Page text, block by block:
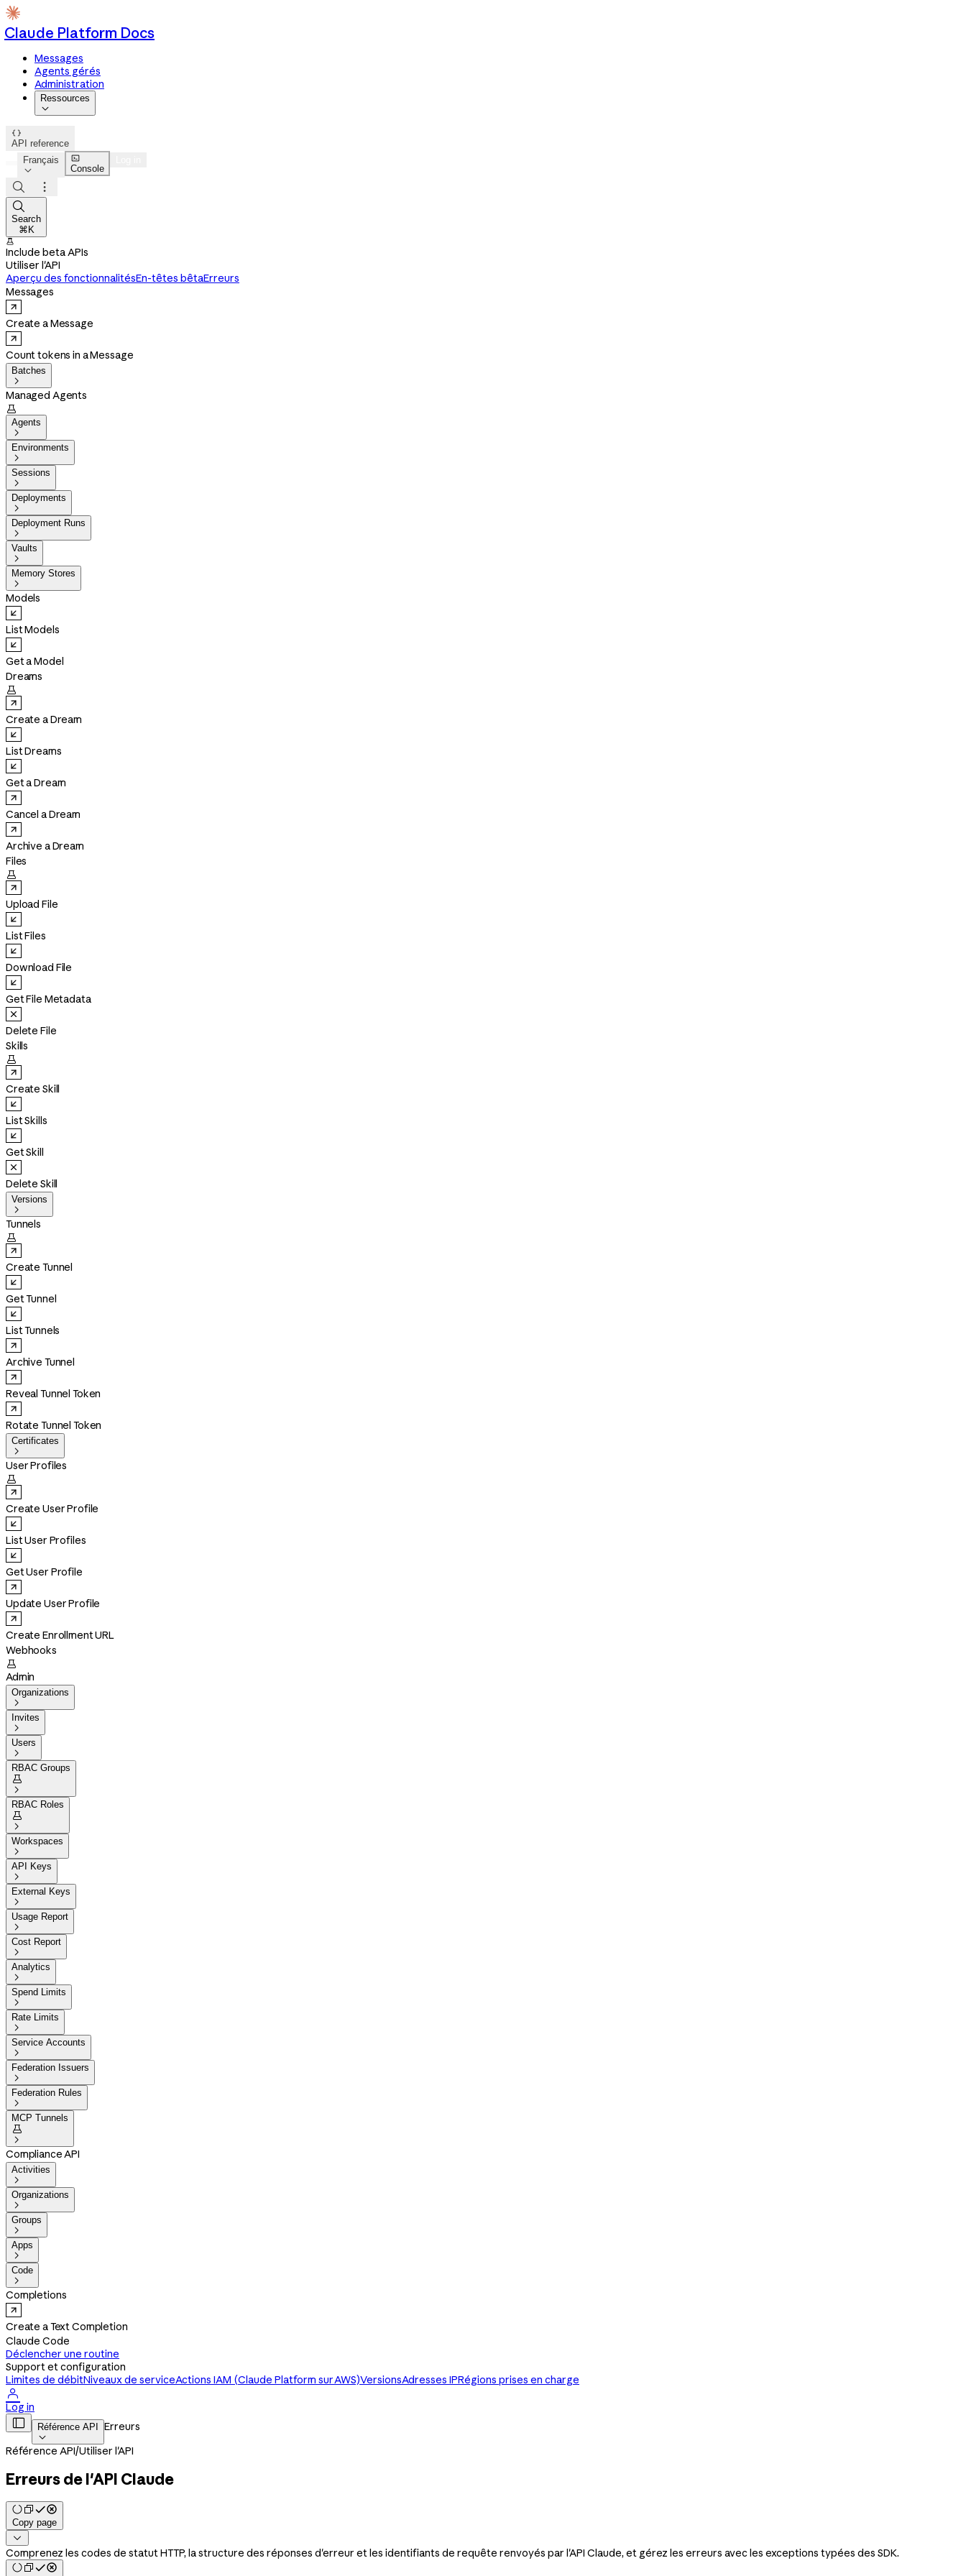
Claude Platform Docs
Messages
Agents gérés
Administration
Ressources


API reference
Français


Console



Search
⌘K

Include beta APIs
Utiliser l'API
Aperçu des fonctionnalitésEn-têtes bêtaErreurs
Messages
Create a Message
Count tokens in a Message
Batches

Managed Agents

Agents

Environments

Sessions

Deployments

Deployment Runs

Vaults

Memory Stores

Models
List Models
Get a Model
Dreams

Create a Dream
List Dreams
Get a Dream
Cancel a Dream
Archive a Dream
Files

Upload File
List Files
Download File
Get File Metadata
Delete File
Skills

Create Skill
List Skills
Get Skill
Delete Skill
Versions

Tunnels

Create Tunnel
Get Tunnel
List Tunnels
Archive Tunnel
Reveal Tunnel Token
Rotate Tunnel Token
Certificates

User Profiles

Create User Profile
List User Profiles
Get User Profile
Update User Profile
Create Enrollment URL
Webhooks

Admin
Organizations

Invites

Users

RBAC Groups


RBAC Roles


Workspaces

API Keys

External Keys

Usage Report

Cost Report

Analytics

Spend Limits

Rate Limits

Service Accounts

Federation Issuers

Federation Rules

MCP Tunnels


Compliance API
Activities

Organizations

Groups

Apps

Code

Completions
Create a Text Completion
Claude Code
Déclencher une routine
Support et configuration
Limites de débitNiveaux de serviceActions IAM (Claude Platform sur AWS)VersionsAdresses IPRégions prises en charge

Log in
 Référence API

Erreurs
Référence API/Utiliser l'API
Erreurs de l'API Claude
Copy page

Comprenez les codes de statut HTTP, la structure des réponses d'erreur et les identifiants de requête renvoyés par l'API Claude, et gérez les erreurs avec les exceptions typées des SDK.